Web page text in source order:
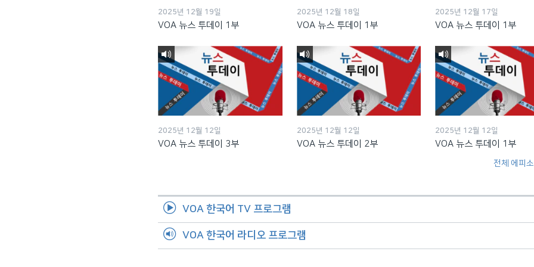
2025년 12월 19일
VOA 뉴스 투데이 1부
2025년 12월 18일
VOA 뉴스 투데이 1부
2025년 12월 17일
VOA 뉴스 투데이 1부
2025년 12월 12일
VOA 뉴스 투데이 3부
2025년 12월 12일
VOA 뉴스 투데이 2부
2025년 12월 12일
VOA 뉴스 투데이 1부
전체 에피
VOA 한국어 TV 프로그램
VOA 한국어 라디오 프로그램